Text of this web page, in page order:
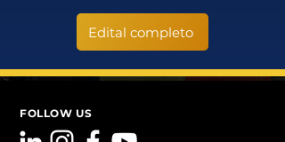
Edital completo
FOLLOW US